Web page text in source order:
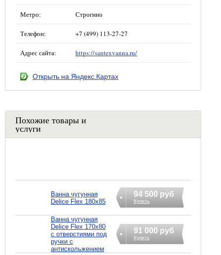
Метро: Строгино
Телефон: +7 (499) 113-27-27
Адрес сайта: https://santexvanna.ru/
Открыть на Яндекс.Картах
Похожие товары и
услуги
Ванна чугунная
Delice Flex 180x85
94 500 руб
Купить
Ванна чугунная
Delice Flex 170x80
с отверстиями под
ручки с
антискольжением
91 000 руб
Купить